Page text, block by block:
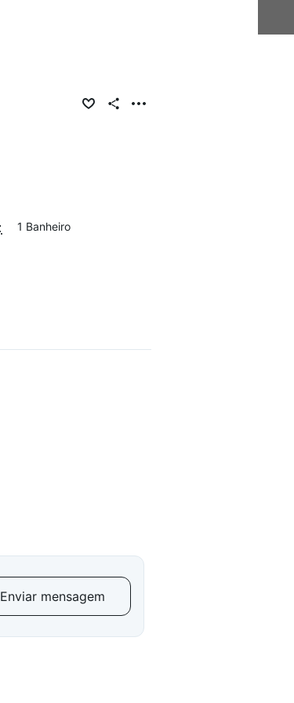
1 Banheiro
Enviar mensagem